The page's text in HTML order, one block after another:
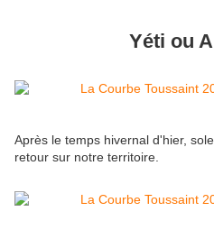
Yéti ou
Après le temps hivernal d'hier,
retour sur notre territoire.